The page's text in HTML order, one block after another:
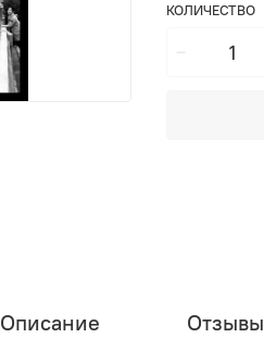
КОЛИЧЕСТВО
Описание Отзывы